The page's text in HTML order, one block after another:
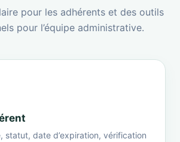
pour les adhérents et des outils
pour l’équipe administrative.
statut, date d’expiration, vérification